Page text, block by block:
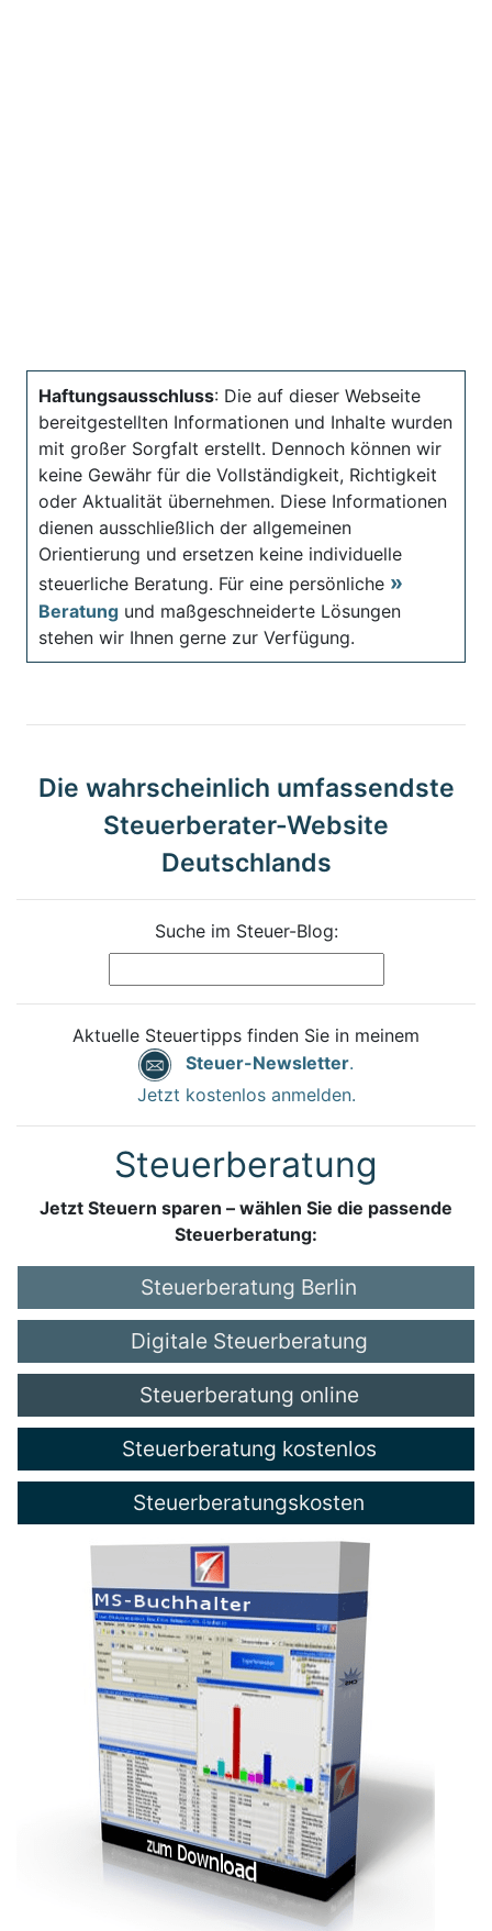
Haftungsausschluss: Die auf dieser Webseite
bereitgestellten Informationen und Inhalte wurden
mit großer Sorgfalt erstellt. Dennoch können wir
keine Gewähr für die Vollständigkeit, Richtigkeit
oder Aktualität übernehmen. Diese Informationen
dienen ausschließlich der allgemeinen
Orientierung und ersetzen keine individuelle
steuerliche Beratung. Für eine persönliche
Beratung und maßgeschneiderte Lösungen
stehen wir Ihnen gerne zur Verfügung.
Die wahrscheinlich umfassendste
Steuerberater-Website
Deutschlands
Suche im Steuer-Blog:
Aktuelle Steuertipps finden Sie in meinem
Steuer-Newsletter.
Jetzt kostenlos anmelden.
Steuerberatung
Jetzt Steuern sparen – wählen Sie die passende
Steuerberatung:
Steuerberatung Berlin
Digitale Steuerberatung
Steuerberatung online
Steuerberatung kostenlos
Steuerberatungskosten